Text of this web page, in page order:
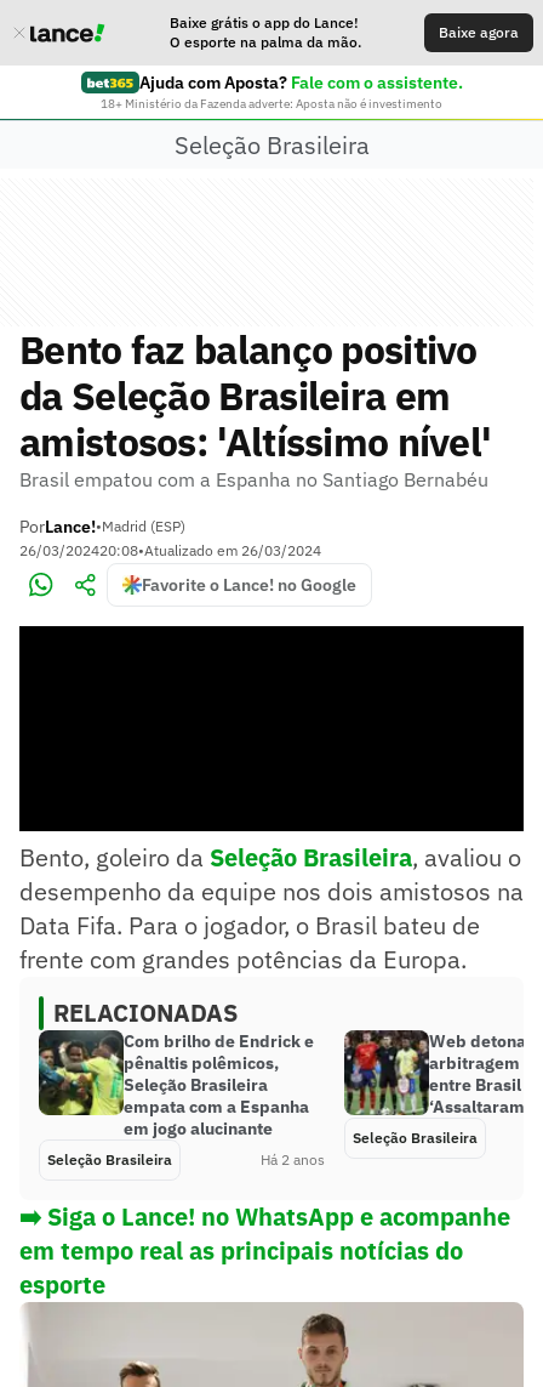
Baixe grátis o app do Lance!
O esporte na palma da mão.
Baixe agora
Ajuda com Aposta? Fale com o assistente.
18+ Ministério da Fazenda adverte: Aposta não é investimento
Seleção Brasileira
Bento faz balanço positivo
da Seleção Brasileira em
amistosos: 'Altíssimo nível'
Brasil empatou com a Espanha no Santiago Bernabéu
PorLance!•Madrid (ESP)
26/03/202420:08•Atualizado em 26/03/2024
Favorite o Lance! no Google
Bento, goleiro da Seleção Brasileira, avaliou o
desempenho da equipe nos dois amistosos na
Data Fifa. Para o jogador, o Brasil bateu de
frente com grandes potências da Europa.
RELACIONADAS
Com brilho de Endrick e
pênaltis polêmicos,
Seleção Brasileira
empata com a Espanha
em jogo alucinante
Seleção Brasileira Há 2 anos
Web detona
arbitragem
entre Brasil e
‘Assaltaram’
Seleção Brasileira
➡️ Siga o Lance! no WhatsApp e acompanhe
em tempo real as principais notícias do
esporte